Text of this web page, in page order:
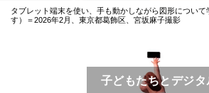
タブレット端末を使い、手も動かしながら図形について
す）＝2026年2月、東京都葛飾区、宮坂麻子撮影
子どもたちとデジタ